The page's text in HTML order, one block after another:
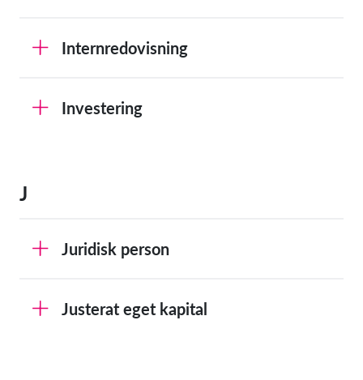
Internredovisning
Investering
J
Juridisk person
Justerat eget kapital